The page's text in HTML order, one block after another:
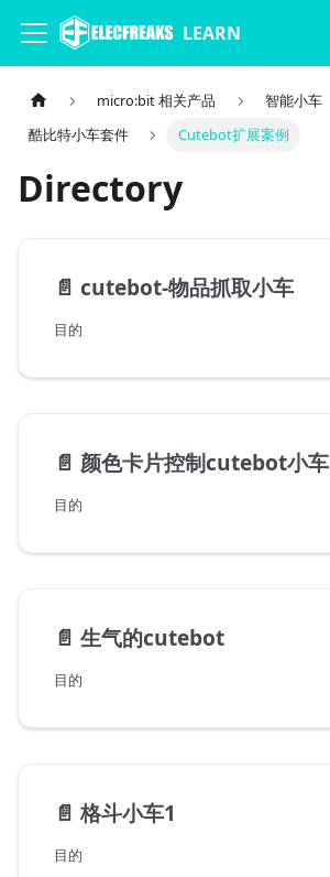
LEARN
micro:bit 相关产品
智能小车
酷比特小车套件
Cutebot扩展案例
Directory
📄️ cutebot-物品抓取小车
目的
📄️ 颜色卡片控制cutebot小车
目的
📄️ 生气的cutebot
目的
📄️ 格斗小车1
目的